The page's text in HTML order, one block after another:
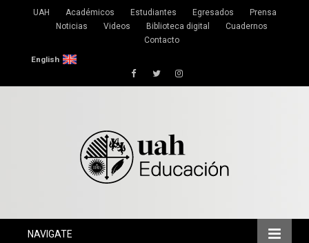
UAH Académicos Estudiantes Egresados
Prensa
Noticias
Videos Biblioteca digital
Cuadernos
Contacto
English
FacebookTwitterInstagram
NAVIGATE